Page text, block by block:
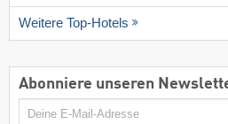
Weitere Top-Hotels
Abonniere unseren
E-